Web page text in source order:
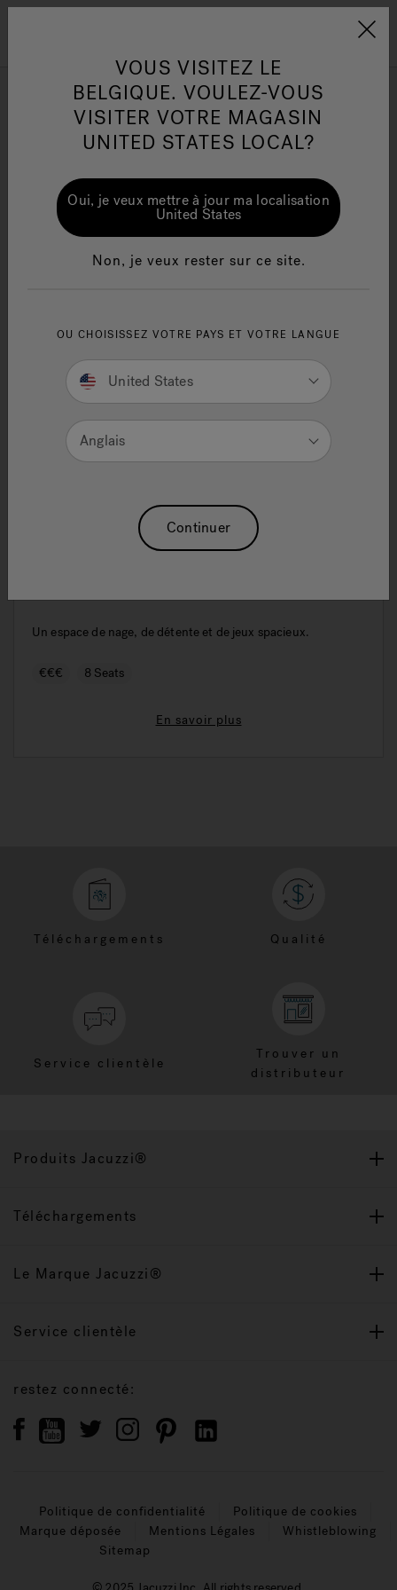
Jacuzzi&reg; EMEA
Jacuzzi® Sensational
Wellness™
One Page
Spas de Nage PowerPlay™
Un espace de nage, de détente et de jeux spacieux.
€€€ 8 Seats
En savoir plus
Téléchargements Qualité
Service clientèle
Trouver un
distributeur
Produits Jacuzzi®
Téléchargements
Le Marque Jacuzzi®
Service clientèle
restez connecté:
Politique de confidentialité
Politique de cookies
Marque déposée
Mentions Légales
Whistleblowing
Sitemap
VOUS VISITEZ LE
BELGIQUE. VOULEZ-VOUS
VISITER VOTRE MAGASIN
UNITED STATES LOCAL?
Oui, je veux mettre à jour ma localisation
United States
Non, je veux rester sur ce site.
OU CHOISISSEZ VOTRE PAYS ET VOTRE LANGUE
United States
Anglais
Continuer